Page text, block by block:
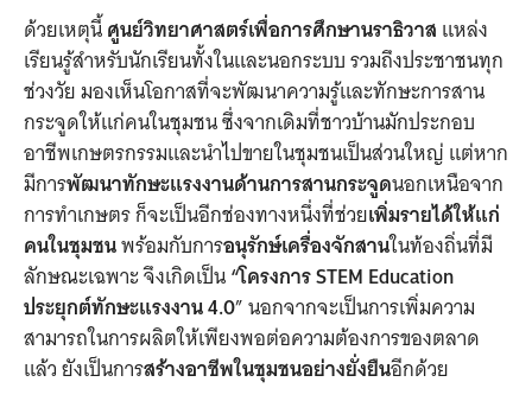
ด้วยเหตุนี้ศูนย์วิทยาศาสตร์เพื่อการศึกษานราธิวาส แหล่ง
เรียนรู้สำหรับนักเรียนทั้งในและนอกระบบ รวมถึงประชาชนทุก
ช่วงวัย มองเห็นโอกาสที่จะพัฒนาความรู้และทักษะการสาน
กระจูดให้แก่คนในชุมชน ซึ่งจากเดิมที่ชาวบ้านมักประกอบ
อาชีพเกษตรกรรมและนำไปขายในชุมชนเป็นส่วนใหญ่ แต่หาก
มีการพัฒนาทักษะแรงงานด้านการสานกระจูดนอกเหนือจาก
การทำเกษตร ก็จะเป็นอีกช่องทางหนึ่งที่ช่วยเพิ่มรายได้ให้แก่
คนในชุมชนพร้อมกับการอนุรักษ์เครื่องจักสานในท้องถิ่นที่มี
ลักษณะเฉพาะ จึงเกิดเป็น“โครงการ STEM Education
ประยุกต์ทักษะแรงงาน 4.0” นอกจากจะเป็นการเพิ่มความ
สามารถในการผลิตให้เพียงพอต่อความต้องการของตลาด
แล้ว ยังเป็นการสร้างอาชีพในชุมชนอย่างยั่งยืนอีกด้วย